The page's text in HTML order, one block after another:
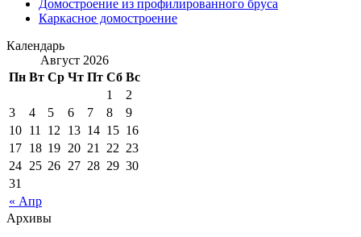
Домостроение из профилированного бруса
Каркасное домостроение
Календарь
Август 2026
Пн Вт Ср Чт Пт Сб Вс
« Апр
1
2
3
4 5 6 7 8
9
10 11 12 13 14 15 16
17 18 19 20 21 22 23
24 25 26 27 28 29 30
31
Архивы